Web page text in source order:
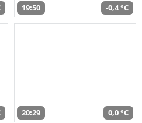
19:50 -0,4 °C
20:29 0,0 °C